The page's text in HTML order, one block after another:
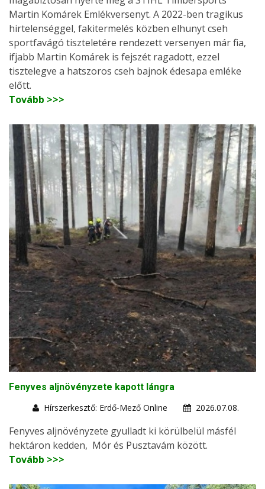
Martin Komárek Emlékversenyt. A 2022-ben tragikus
hirtelenséggel, fakitermelés közben elhunyt cseh
sportfavágó tiszteletére rendezett versenyen már fia,
ifjabb Martin Komárek is fejszét ragadott, ezzel
tisztelegve a hatszoros cseh bajnok édesapa emléke
előtt.
Tovább >>>
Fenyves aljnövényzete kapott lángra
Hírszerkesztő: Erdő-Mező Online
2026.07.08.
Fenyves aljnövényzete gyulladt ki körülbelül másfél
hektáron kedden, Mór és Pusztavám között.
Tovább >>>